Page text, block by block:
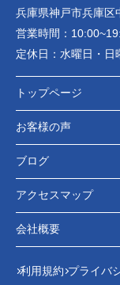
兵庫県神戸市兵庫
営業時間：
定休日： 水曜日・日
トップページ
お客様の声
ブログ
アクセスマップ
会社概要
利用規約 プライバ